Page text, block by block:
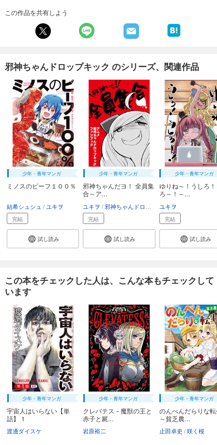
この作品を共有しよう
邪神ちゃんドロップキック のシリーズ、関連作品
少年・青年マンガ
ミノスのビーフ１００％
結希シュシュ ユキヲ
完結
試し読み
少年・青年マンガ
邪神ちゃんだヨ！ 全員集
合～ア...
ユキヲ 邪神ちゃんドロップキック'製作委員会
完結
試し読み
少年・青年マンガ
ゆりね～！うしろ
ろ～！～...
ユキヲ
完結
試し読み
この本をチェックした人は、こんな本もチェックして
います
少年・青年マンガ
宇宙人はいらない【単
話】 1
渡邊ダイスケ
少年・青年マンガ
クレバテス－魔獣の王と
赤子と屍...
岩原裕二
少年・青年マンガ
のんべんだらりな
～貧乏農...
止田卓史 咲く桜